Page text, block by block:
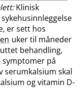
Klinisk
er sett hos
uker til måneder
behandling,
symptomer på
serumkalsium skal
og vitamin D-